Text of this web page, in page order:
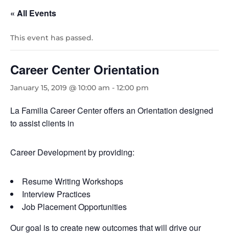
« All Events
This event has passed.
Career Center Orientation
January 15, 2019 @ 10:00 am - 12:00 pm
La Familia Career Center offers an Orientation designed
to assist clients in
Career Development by providing:
Resume Writing Workshops
Interview Practices
Job Placement Opportunities
Our goal is to create new outcomes that will drive our